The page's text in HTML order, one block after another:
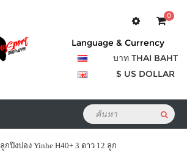
0
Language & Currency
บาท THAI BAHT
$ US DOLLAR
ลูกปิงปอง Yinhe H40+ 3 ดาว 12 ลูก